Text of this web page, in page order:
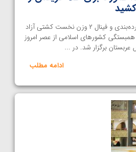
خانه کشتی | مسابقات رده‌بندی و فینال ۲ وزن نخست کشتی آزاد
کشورهای اسلامی از عصر امروز
برگزار شد. در ...
ادامه مطلب